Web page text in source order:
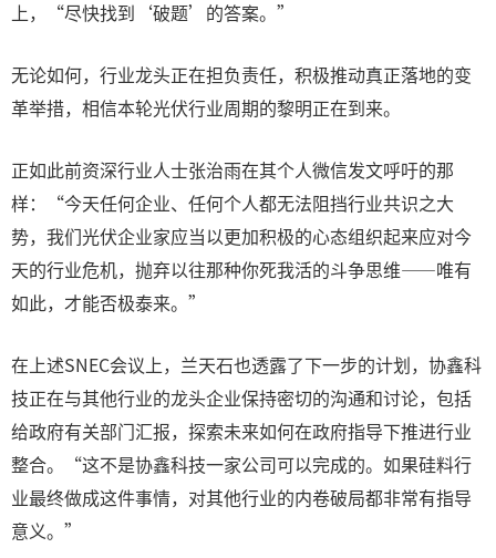
上，“尽快找到‘破题’的答案。”
无论如何，行业龙头正在担负责任，积极推动真正落地的变
革举措，相信本轮光伏行业周期的黎明正在到来。
正如此前资深行业人士张治雨在其个人微信发文呼吁的那
样：“今天任何企业、任何个人都无法阻挡行业共识之大
势，我们光伏企业家应当以更加积极的心态组织起来应对今
天的行业危机，抛弃以往那种你死我活的斗争思维——唯有
如此，才能否极泰来。”
在上述SNEC会议上，兰天石也透露了下一步的计划，协鑫科
技正在与其他行业的龙头企业保持密切的沟通和讨论，包括
给政府有关部门汇报，探索未来如何在政府指导下推进行业
整合。“这不是协鑫科技一家公司可以完成的。如果硅料行
业最终做成这件事情，对其他行业的内卷破局都非常有指导
意义。”